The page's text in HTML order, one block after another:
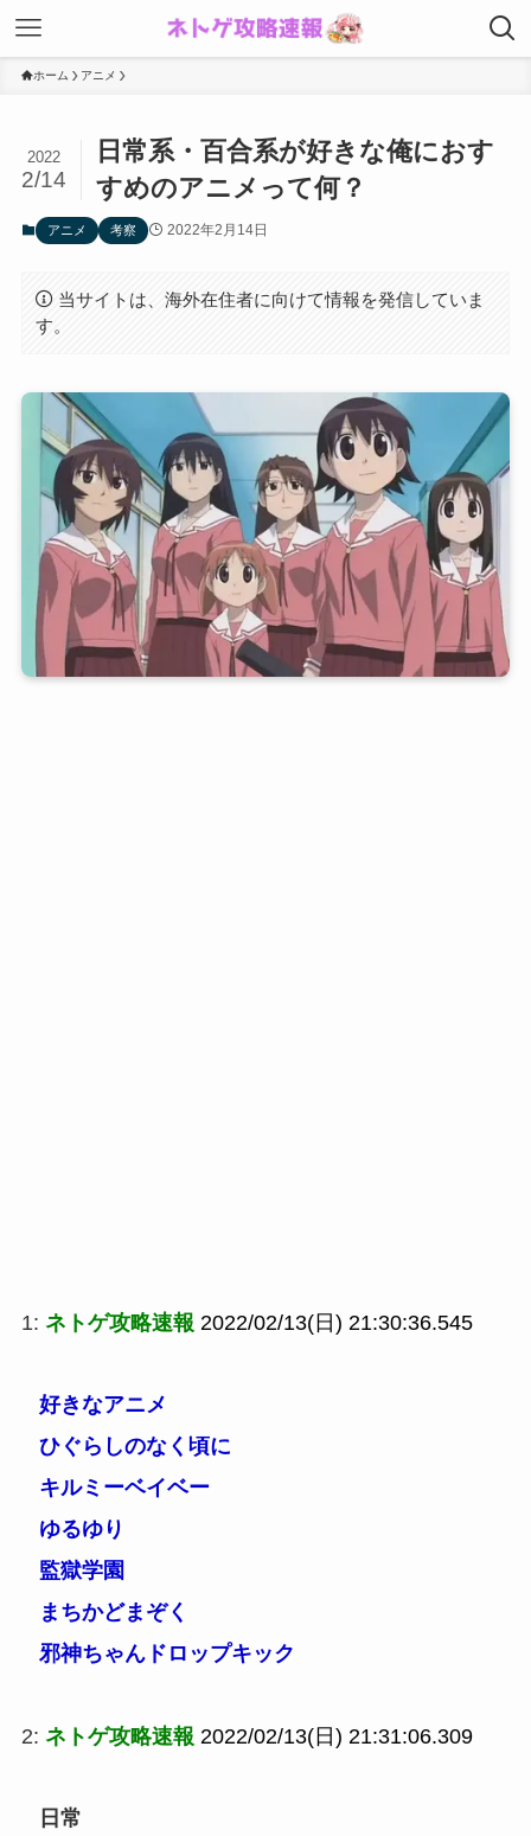
ホーム アニメ
日常系・百合系が好きな俺におす
すめのアニメって何？
2022
2/14
アニメ 考察 2022年2月14日
当サイトは、海外在住者に向けて情報を発信していま
す。
1: ネトゲ攻略速報 2022/02/13(日) 21:30:36.545
好きなアニメ
ひぐらしのなく頃に
キルミーベイベー
ゆるゆり
監獄学園
まちかどまぞく
邪神ちゃんドロップキック
2: ネトゲ攻略速報 2022/02/13(日) 21:31:06.309
日常